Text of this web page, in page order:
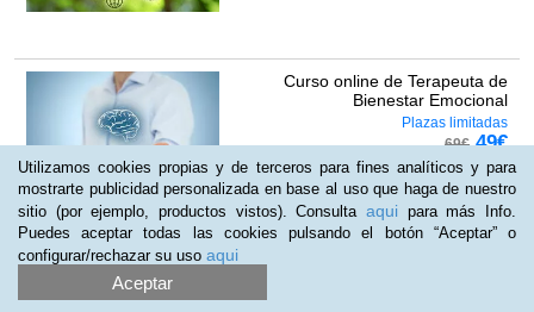
Curso online de Terapeuta de
Bienestar Emocional
Plazas limitadas
69€49€
Curso online de Medicina Forense y
Utilizamos cookies propias y de terceros para fines analíticos y para
mostrarte publicidad personalizada en base al uso que haga de nuestro
sitio (por ejemplo, productos vistos). Consulta aqui para más Info.
Puedes aceptar todas las cookies pulsando el botón “Aceptar” o
configurar/rechazar su uso aqui
Aceptar